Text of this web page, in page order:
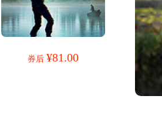
券后 ¥81.00